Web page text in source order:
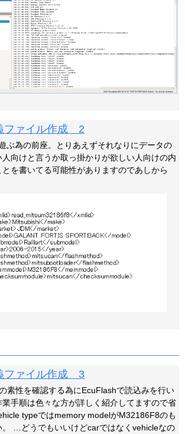
ファイル作成 2
ぶ為の前座。とりあえずそれなりにデータの
向けと言うか取っ掛かりが欲しい人向けの内
を書いてる可能性がありますのであしから
ファイル作成 3
素性を確認する為にEcuFlashで読込みを行い
業手順は色々な方が詳しく紹介してますので省
typeではmemory modelがM32186F8のも
。 …どうでもいいけどcarではなくvehicleなの